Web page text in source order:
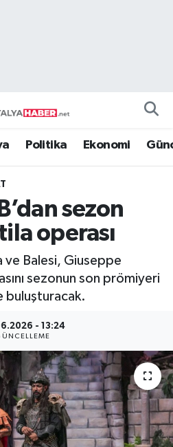
Politika Ekonomi
sezon
operası
Balesi, Giuseppe
sezonun son prömiyeri
buluşturacak.
- 13:24